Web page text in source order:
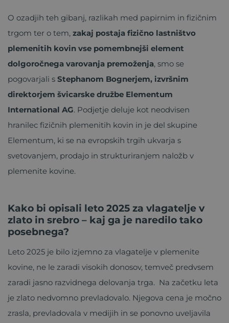
O ozadjih teh gibanj, razlikah med papirnim in fizičnim
trgom ter o tem, zakaj postaja fizično lastništvo
plemenitih kovin vse pomembnejši element
dolgoročnega varovanja premoženja, smo se
pogovarjali s Stephanom Bognerjem, izvršnim
direktorjem švicarske družbe Elementum
International AG. Podjetje deluje kot neodvisen
hranilec fizičnih plemenitih kovin in je del skupine
Elementum, ki se na evropskih trgih ukvarja s
svetovanjem, prodajo in strukturiranjem naložb v
plemenite kovine.
Kako bi opisali leto 2025 za vlagatelje v
zlato in srebro – kaj ga je naredilo tako
posebnega?
Leto 2025 je bilo izjemno za vlagatelje v plemenite
kovine, ne le zaradi visokih donosov, temveč predvsem
zaradi jasno razvidnega delovanja trga. Na začetku leta
je zlato nedvomno prevladovalo. Njegova cena je močno
zrasla, prevladovala v medijih in se ponovno uveljavila